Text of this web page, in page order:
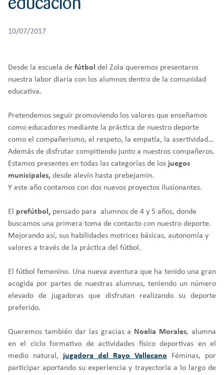
CREATIVIDAD
BACHILLERATO
10/07/2017
Desde la escuela de fútbol del Zola queremos presentaros
nuestra labor diaria con los alumnos dentro de la comunidad
educativa.
Pretendemos seguir promoviendo los valores que enseñamos
como educadores mediante la práctica de nuestro deporte
como el compañerismo, el respeto, la empatía, la asertividad…
Además de disfrutar compitiendo junto a nuestros compañeros.
Estamos presentes en todas las categorías de los juegos
municipales, desde alevín hasta prebejamin.
Y este año contamos con dos nuevos proyectos ilusionantes.
El prefútbol, pensado para alumnos de 4 y 5 años, donde
buscamos una primera toma de contacto con nuestro deporte.
Mejorando así, sus habilidades motrices básicas, autonomía y
valores a través de la práctica del fútbol.
El fútbol femenino. Una nueva aventura que ha tenido una gran
acogida por partes de nuestras alumnas, teniendo un número
elevado de jugadoras que disfrutan realizando su deporte
preferido.
Queremos también dar las gracias a Noelia Morales, alumna
en el ciclo formativo de actividades físico deportivas en el
medio natural, jugadora del Rayo Vallecano Féminas, por
participar aportando su experiencia y trayectoria a lo largo de